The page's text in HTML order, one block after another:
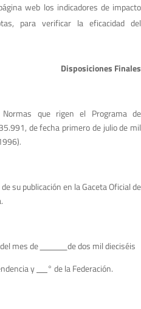
web los indicadores de impacto
para verificar la eficacidad del
Disposiciones Finales
que rigen el Programa de
de fecha primero de julio de mil
.
su publicación en la Gaceta Oficial de
mes de
de dos mil dieciséis
y ° de la Federación.